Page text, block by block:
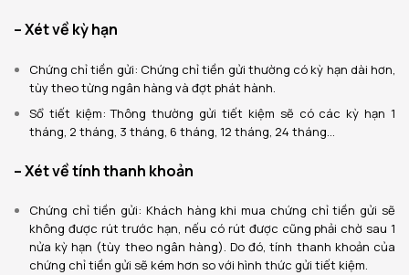
– Xét về kỳ hạn
Chứng chỉ tiền gửi: Chứng chỉ tiền gửi thường có kỳ hạn dài hơn,
tùy theo từng ngân hàng và đợt phát hành.
Sổ tiết kiệm: Thông thường gửi tiết kiệm sẽ có các kỳ hạn 1
tháng, 2 tháng, 3 tháng, 6 tháng, 12 tháng, 24 tháng…
– Xét về tính thanh khoản
Chứng chỉ tiền gửi: Khách hàng khi mua chứng chỉ tiền gửi sẽ
không được rút trước hạn, nếu có rút được cũng phải chờ sau 1
nửa kỳ hạn (tùy theo ngân hàng). Do đó, tính thanh khoản của
chứng chỉ tiền gửi sẽ kém hơn so với hình thức gửi tiết kiệm.